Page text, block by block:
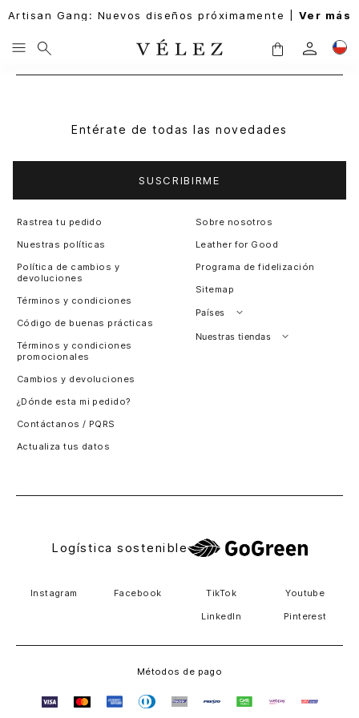
Artisan Gang: Nuevos diseños próximamente | Ver más
Entérate de todas las novedades
SUSCRIBIRME
Rastrea tu pedido
Nuestras políticas
Política de cambios y
devoluciones
Términos y condiciones
Código de buenas prácticas
Términos y condiciones
promocionales
Cambios y devoluciones
¿Dónde esta mi pedido?
Contáctanos / PQRS
Actualiza tus datos
Sobre nosotros
Leather for Good
Programa de fidelización
Sitemap
Países
Perú
Nuestras tiendas
Logística sostenible
Instagram Facebook TikTok Youtube
LinkedIn Pinterest
Métodos de pago